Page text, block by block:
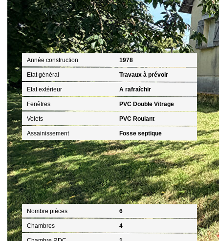
Extérieur
Année construction 1978
Etat général Travaux à prévoir
Etat extérieur A rafraîchir
Fenêtres PVC Double Vitrage
Volets PVC Roulant
Assainissement Fosse septique
Intérieur
Nombre pièces 6
Chambres 4